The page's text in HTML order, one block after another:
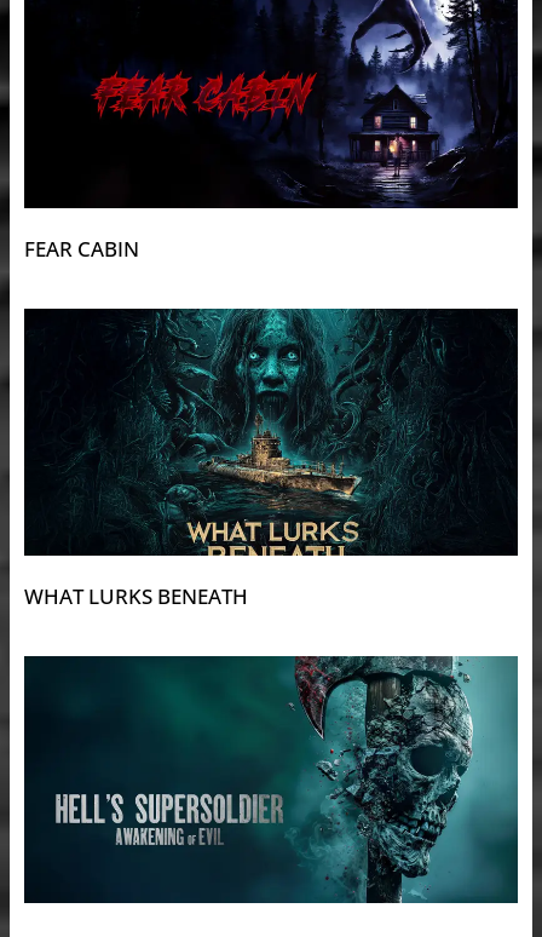
FEAR CABIN
WHAT LURKS BENEATH